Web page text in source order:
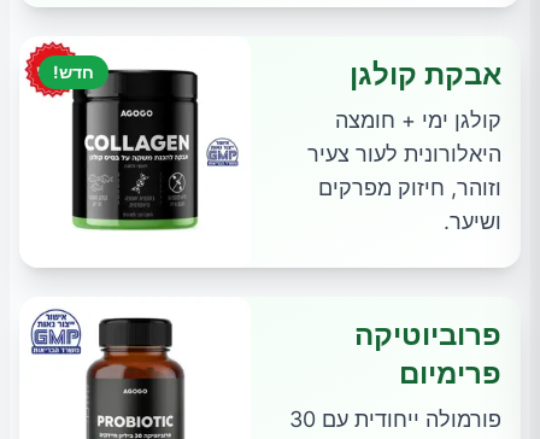
חדש! אבקת קולגן
קולגן ימי + חומצה
היאלורונית לעור צעיר
וזוהר, חיזוק מפרקים
ושיער.
פרוביוטיקה
פרימיום
פורמולה ייחודית עם 30